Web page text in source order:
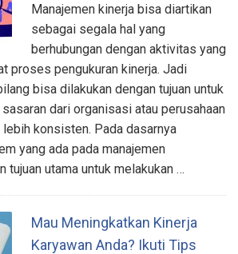
Manajemen kinerja bisa diartikan
sebagai segala hal yang
berhubungan dengan aktivitas yang
proses pengukuran kinerja. Jadi
bisa dilakukan dengan tujuan untuk
dari organisasi atau perusahaan
konsisten. Pada dasarnya
yang ada pada manajemen
tujuan utama untuk melakukan …
Mau Meningkatkan Kinerja
Karyawan Anda? Ikuti Tips